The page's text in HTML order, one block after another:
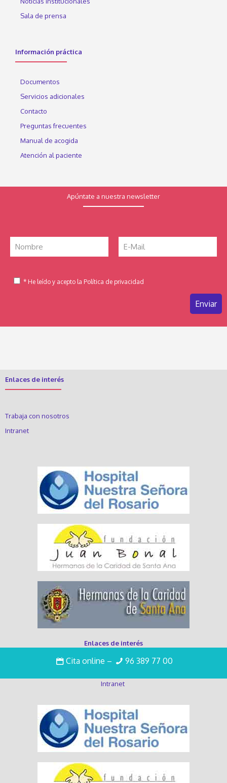
Cita online – 96 389 77 00
Sala de prensa
Información práctica
Documentos
Servicios adicionales
Contacto
Preguntas frecuentes
Manual de acogida
Atención al paciente
Apúntate a nuestra newsletter
* He leído y acepto la Política de privacidad
Enlaces de interés
Trabaja con nosotros
Intranet
Enlaces de interés
Intranet